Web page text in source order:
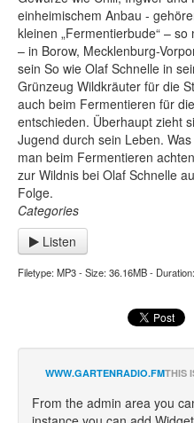
einheimischem Anbau -
kleinen „Fermentierbude“ –
– in Borow, Mecklenburg-
sein So wie Olaf Schnelle in
Grünzeug Wildkräuter für die
auch beim Fermentieren für
entschieden. Überhaupt zieht
Jugend durch sein Leben.
man beim Fermentieren
zur Wildnis bei Olaf Schnelle
Folge.
Categories
Listen
Filetype: MP3 - Size: 36.16MB -
WWW.GARTENRADIO.FMTHIS
From the admin area you